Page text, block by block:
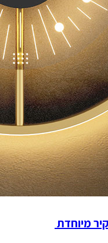
מיוחדת